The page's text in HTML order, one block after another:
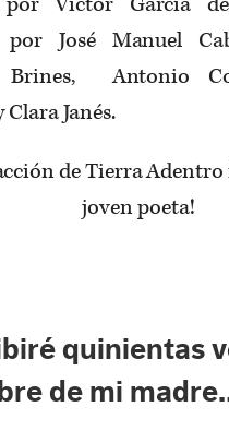
por José Manuel
Brines, Antonio
Janés.
de Tierra
joven poeta!
quinientas
de mi